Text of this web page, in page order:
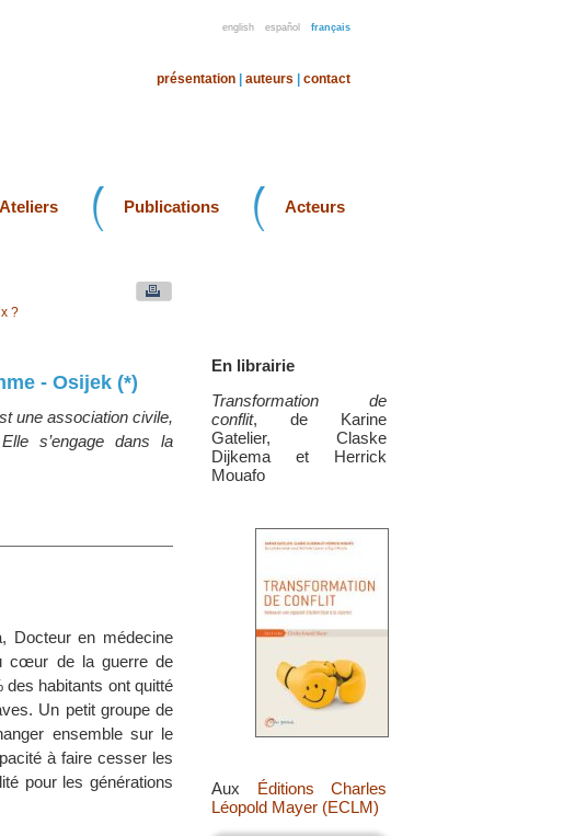
english español français
présentation auteurs contact
Ateliers Publications Acteurs
En librairie
Transformation de
conflit, de Karine
Gatelier, Claske
Dijkema et Herrick
Mouafo
Aux Éditions Charles
Léopold Mayer (ECLM)
?
- Osijek (*)
une association civile,
s’engage dans la
Docteur en médecine
cœur de la guerre de
des habitants ont quitté
Un petit groupe de
ensemble sur le
à faire cesser les
pour les générations